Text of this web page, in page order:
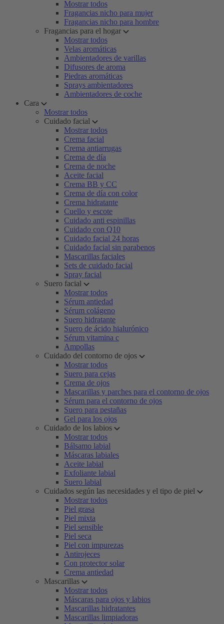
Mostrar todos
Fragancias nicho para mujer
Fragancias nicho para hombre
Fragancias para el hogar
Mostrar todos
Velas aromáticas
Ambientadores de varillas
Difusores de aroma
Piedras aromáticas
Sprays ambientadores
Ambientadores de coche
Cara
Mostrar todos
Cuidado facial
Mostrar todos
Crema facial
Crema antiarrugas
Crema de día
Crema de noche
Aceite facial
Crema BB y CC
Crema de día con color
Crema hidratante
Cuello y escote
Cuidado anti espinillas
Cuidado con Q10
Cuidado facial 24 horas
Cuidado facial sin parabenos
Mascarillas faciales
Sets de cuidado facial
Spray facial
Suero facial
Mostrar todos
Sérum antiedad
Sérum colágeno
Suero hidratante
Suero de ácido hialurónico
Sérum vitamina c
Ampollas
Cuidado del contorno de ojos
Mostrar todos
Suero para cejas
Crema de ojos
Mascarillas y parches para el contorno de ojos
Sérum para el contorno de ojos
Suero para pestañas
Gel para los ojos
Cuidado de los labios
Mostrar todos
Bálsamo labial
Máscaras labiales
Aceite labial
Exfoliante labial
Suero labial
Cuidados según las necesidades y el tipo de piel
Mostrar todos
Piel grasa
Piel mixta
Piel sensible
Piel seca
Piel con impurezas
Antirojeces
Con protector solar
Crema antiedad
Mascarillas
Mostrar todos
Máscaras para ojos y labios
Mascarillas hidratantes
Mascarillas limpiadoras